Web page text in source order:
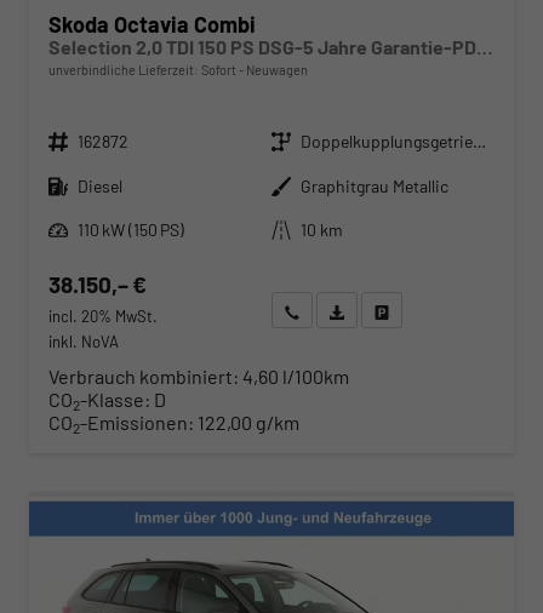
Skoda Octavia Combi
Selection 2,0 TDI 150 PS DSG-5 Jahre Garantie-PDC vorne und hinten-Kamera-Sitzheizung-Navi-Sofort
unverbindliche Lieferzeit: Sofort Neuwagen
Fahrzeugnr. 162872 Getriebe
Doppelkupplungsgetriebe (DSG)
Kraftstoff Diesel Außenfarbe Graphitgrau Metallic
Leistung
110 kW (150 PS) Kilometerstand 10 km
38.150,– €
incl. 20% MwSt.
inkl. NoVA
Wir rufen Sie anAngebot drucken (PDF)
Verbrauch kombiniert: 4,60 l/100km
CO2-Klasse: D
CO2-Emissionen: 122,00 g/km